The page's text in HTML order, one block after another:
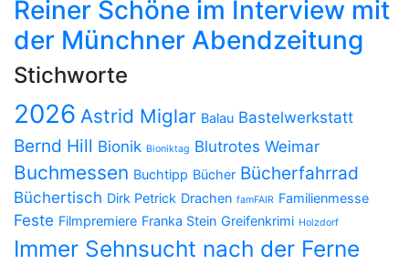
Reiner Schöne im Interview mit
der Münchner Abendzeitung
Stichworte
2026 Astrid Miglar Balau Bastelwerkstatt
Bernd Hill Bionik Bioniktag Blutrotes Weimar
Buchmessen Buchtipp Bücher Bücherfahrrad
Büchertisch Dirk Petrick Drachen famFAIR Familienmesse
Feste Filmpremiere Franka Stein Greifenkrimi Holzdorf
Immer Sehnsucht nach der Ferne